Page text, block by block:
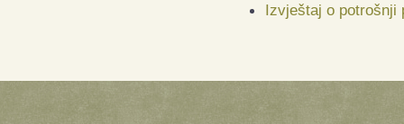
Izvještaj o potrošnji